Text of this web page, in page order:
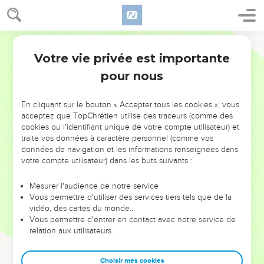
NE MANQUEZ PAS L’ÉVÉNEMENT
DE L’ANNÉE !
ET SI LEURS ERREURS POUVAIENT VOUS ÉVITER LES
VOTRES ?
leur foi ou leur vision. Mais on voit moins les doutes, les erreurs
et les saisons difficiles qu'ils ont traversés, alors même que ce
sont elles qui les ont façonnés.
Dans cette conférence, leaders, entrepreneurs, et responsables
clés pour avancer avec plus de sagesse afin que leurs erreurs
Votre vie privée est importante
pour nous
En cliquant sur le bouton « Accepter tous les cookies », vous
acceptez que TopChrétien utilise des traceurs (comme des
cookies ou l'identifiant unique de votre compte utilisateur) et
traite vos données à caractère personnel (comme vos
données de navigation et les informations renseignées dans
votre compte utilisateur) dans les buts suivants :
Mesurer l'audience de notre service
Vous permettre d'utiliser des services tiers tels que de la
vidéo, des cartes du monde…
Vous permettre d'entrer en contact avec notre service de
relation aux utilisateurs.
Choisir mes cookies